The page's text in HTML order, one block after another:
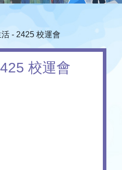
- 2425 校運會
校運會